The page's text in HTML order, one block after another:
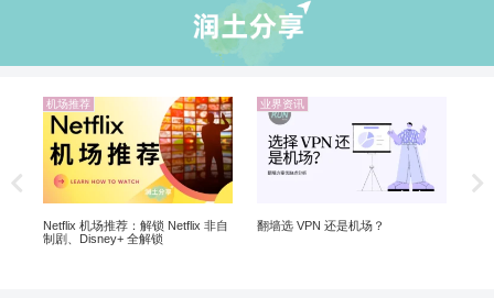
机场推荐
Netflix 机场推荐：解锁 Netflix 非自
制剧、Disney+ 全解锁
业界资讯
翻墙选 VPN 还是机场？